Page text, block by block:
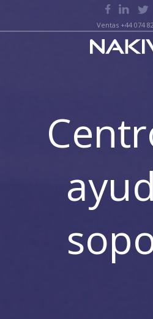
Ventas +44 074